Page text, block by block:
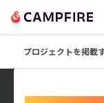
プロジェクトを掲載